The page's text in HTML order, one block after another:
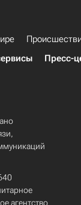
Пресс-
агентство